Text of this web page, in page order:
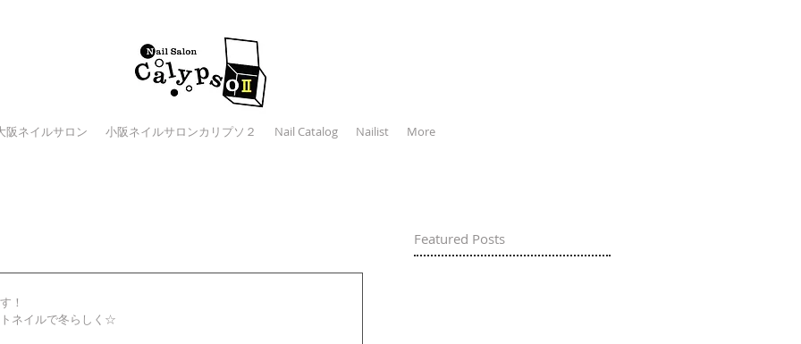
阪ネイルサロン 小阪ネイルサロンカリプソ２ Nail Catalog Nailist More
Featured Posts
！
ネイルで冬らしく☆